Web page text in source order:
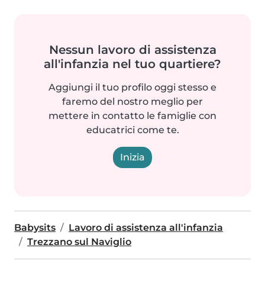
Nessun lavoro di assistenza
all'infanzia nel tuo quartiere?
Aggiungi il tuo profilo oggi stesso e
faremo del nostro meglio per
mettere in contatto le famiglie con
educatrici come te.
Inizia
Babysits
Lavoro di assistenza all'infanzia
Trezzano sul Naviglio